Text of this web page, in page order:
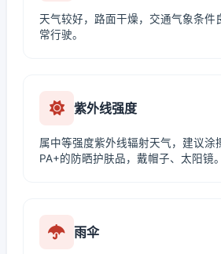
天气较好，路面干燥，交通气象条件
常行驶。
紫外线强度
属中等强度紫外线辐射天气，建议涂
PA+的防晒护肤品，戴帽子、太阳镜。
雨伞